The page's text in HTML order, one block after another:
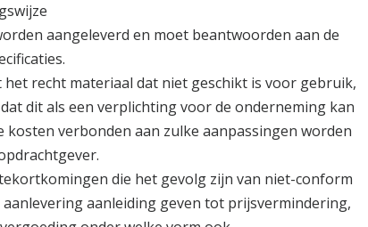
aangeleverd en moet beantwoorden aan de
recht materiaal dat niet geschikt is voor gebruik,
dit als een verplichting voor de onderneming kan
kosten verbonden aan zulke aanpassingen worden
die het gevolg zijn van niet-conform
aanleiding geven tot prijsvermindering,